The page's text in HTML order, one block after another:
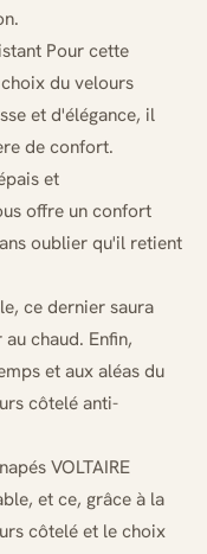
Pour cette
du velours
et d'élégance, il
de confort.
et
offre un confort
oublier qu'il retient
ce dernier saura
chaud. Enfin,
et aux aléas du
côtelé anti-
VOLTAIRE
et ce, grâce à la
côtelé et le choix